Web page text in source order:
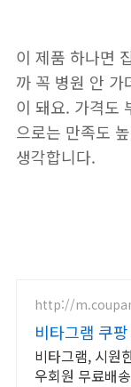
이 제품 하나면
까 꼭 병원 안 가
이 돼요. 가격도
으로는 만족도
생각합니다.
http://
비타그램 쿠팡
로켓배송
비타그램, 시원
우회원 무료배